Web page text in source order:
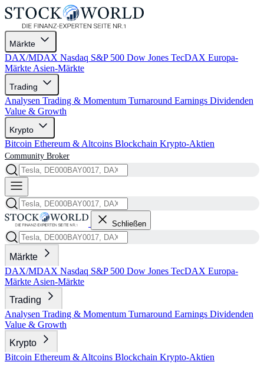
Märkte
DAX/MDAX Nasdaq S&P 500 Dow Jones TecDAX Europa-
Märkte Asien-Märkte
Trading
Analysen Trading & Momentum Turnaround Earnings Dividenden
Value & Growth
Krypto
Bitcoin Ethereum & Altcoins Blockchain Krypto-Aktien
Community Broker
Schließen
Märkte
DAX/MDAX Nasdaq S&P 500 Dow Jones TecDAX Europa-
Märkte Asien-Märkte
Trading
Analysen Trading & Momentum Turnaround Earnings Dividenden
Value & Growth
Krypto
Bitcoin Ethereum & Altcoins Blockchain Krypto-Aktien